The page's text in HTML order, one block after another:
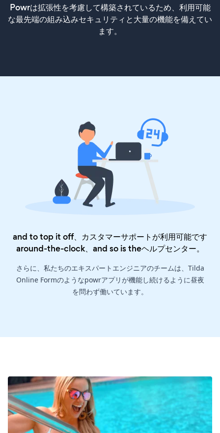
Powrは拡張性を考慮して構築されているため、利用可能
な最先端の組み込みセキュリティと大量の機能を備えてい
ます。
and to top it off、カスタマーサポートが利用可能です
around-the-clock、and so is theヘルプセンター。
さらに、私たちのエキスパートエンジニアのチームは、Tilda
Online Formのようなpowrアプリが機能し続けるように昼夜
を問わず働いています。